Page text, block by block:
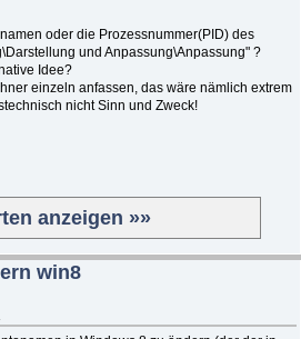
oder die Prozessnummer(PID) des
und Anpassung\Anpassung" ?
Idee?
einzeln anfassen, das wäre nämlich extrem
nicht Sinn und Zweck!
anzeigen »»
win8